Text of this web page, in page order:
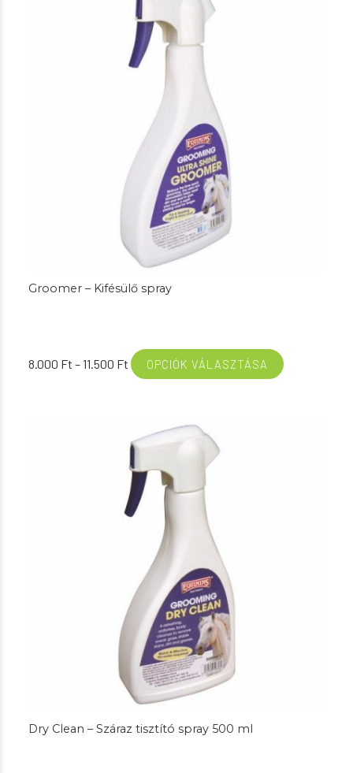
Groomer – Kifésülő spray
8.000 Ft –11.500 Ft Ártartomány:
8.000 Ft
OPCIÓK VÁLASZTÁSA
Dry Clean – Száraz tisztító spray 500 ml